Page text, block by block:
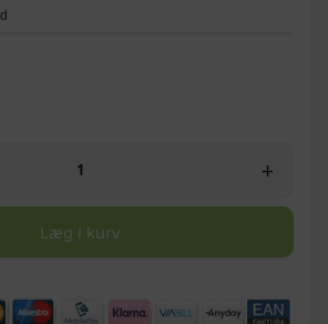
+
Læg i kurv